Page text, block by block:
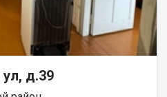
в отличном районе!
узнать больше информации и
при звонке данный
объекта: 540727. Анжелика
д.39